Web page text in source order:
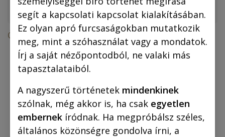
Összes termék
Megapack
Rejtő–Korcsmáros MEGAPACK (képregények
választható ajándékkal)
segít a kapcsolati kapcsolat kialakításában.
Ez olyan apró furcsaságokban mutatkozik
meg, mint a szóhasználat vagy a mondatok.
Írj a saját nézőpontodból, ne valaki más
tapasztalataiból.
A nagyszerű történetek mindenkinek
szólnak, még akkor is, ha csak egyetlen
embernek íródnak. Ha megpróbálsz széles,
általános közönségre gondolva írni, a